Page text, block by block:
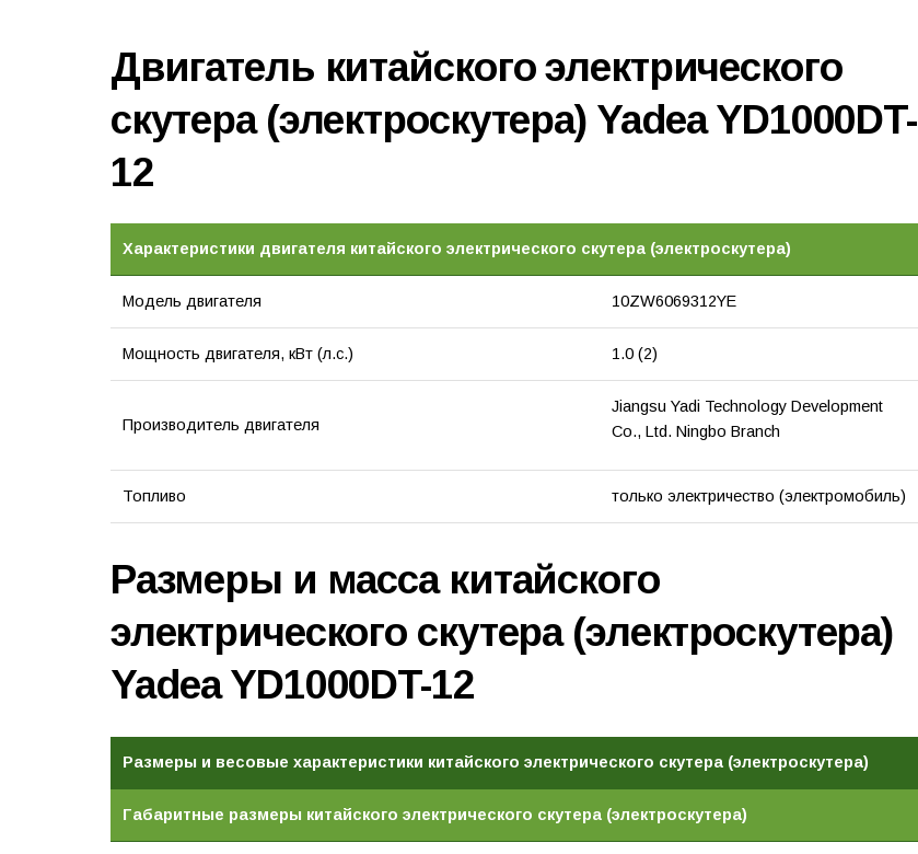
Двигатель китайского электрического
скутера (электроскутера) Yadea YD1000DT-
12
Характеристики двигателя китайского электрического скутера (электроскутера)
Модель двигателя 10ZW6069312YE
Мощность двигателя, кВт (л.с.) 1.0 (2)
Производитель двигателя
Jiangsu Yadi Technology Development
Co., Ltd. Ningbo Branch
Топливо только электричество (электромобиль)
Размеры и масса китайского
электрического скутера (электроскутера)
Yadea YD1000DT-12
Размеры и весовые характеристики китайского электрического скутера (электроскутера)
Габаритные размеры китайского электрического скутера (электроскутера)